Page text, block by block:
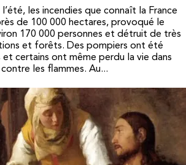
les incendies que connaît la France
de 100 000 hectares, provoqué le
170 000 personnes et détruit de très
et forêts. Des pompiers ont été
certains ont même perdu la vie dans
les flammes. Au...